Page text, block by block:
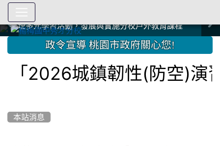
中國信託商業銀行 2023.04.22 愛傳球計畫
中國信託商業銀行 2023.04.22 愛傳球計畫
辦理多元學習活動，發展與實施分校戶外教育課程
辦理多元學習活動，發展與實施分校戶外教育課程
爭取社會資源，傳愛與溫暖：2024.3.19 桃園市家長會與桃
園女子美容商業童也工會義剪活動
爭取社會資源，傳愛與溫暖：2024.3.19 桃園市家長會與桃
園女子美容商業童也工會義剪活動
112學年度畢業學生與師長合照
112學年度畢業學生與師長合照
辦理多元學習活動，發展與實施分校戶外教育課程
辦理多元學習活動，發展與實施分校戶外教育課程
爭取社會資源，傳愛與溫暖：110.12.22 國際獅子會與本校
師生歲末感恩活動
爭取社會資源，傳愛與溫暖：110.12.22 國際獅子會與本校
師生歲末感恩活動
爭取社會資源，傳愛與溫暖：110.12.22 國際獅子會贈送本
校學生耶誕禮物
爭取社會資源，傳愛與溫暖：110.12.22 國際獅子會贈送本
校學生耶誕禮物
112.9.27參觀客家博覽會
112.9.27參觀客家博覽會
2023.12.27 國際獅子會贈送本校學生耶誕禮物
2023.12.27 國際獅子會贈送本校學生耶誕禮物
2023.12.27 國際獅子會贊助本校學生獎助學金
2023.12.27 國際獅子會贊助本校學生獎助學金
2023.12.27 聖誕感恩歌謠競賽；本校師生與國際獅子會獅
兄、師姐同樂
2023.12.27 聖誕感恩歌謠競賽；本校師生與國際獅子會獅
兄、師姐同樂
建置優質學習空間；合作互惠，建立良善公共關係
建置優質學習空間；合作互惠，建立良善公共關係
::: 政令宣導 桃園市政府關心您!
「2026城鎮韌性(防空)演
本站消息